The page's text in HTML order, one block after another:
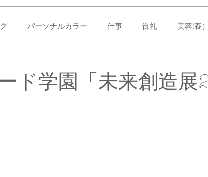
パーソナルカラー 仕事 御礼 美容(養
ド学園「未来創造展